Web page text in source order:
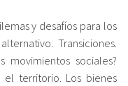
y desafíos para los
Transiciones.
movimientos sociales?
el territorio. Los bienes